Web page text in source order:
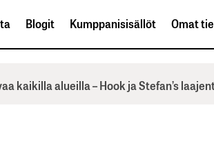
Blogit Kumppanisisällöt Omat
kaikilla alueilla – Hook ja Stefan’s